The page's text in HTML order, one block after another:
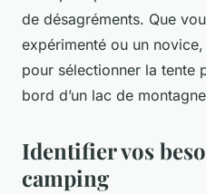
de désagréments. Que
expérimenté ou un
pour sélectionner la tente
bord d’un lac de
Identifier vos
camping